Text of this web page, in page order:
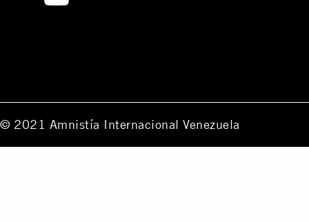
© 2021 Amnistía Internacional Venezuela